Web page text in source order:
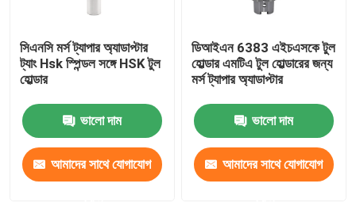
সিএনসি মর্স ট্যাপার অ্যাডাপ্টার
ট্যাং Hsk স্পিন্ডল সঙ্গে HSK টুল
হোল্ডার
ভালো দাম
আমাদের সাথে যোগাযোগ
ডিআইএন 6383 এইচএসকে টুল
হোল্ডার এমটিএ টুল হোল্ডারের জন্য
মর্স ট্যাপার অ্যাডাপ্টার
ভালো দাম
আমাদের সাথে যোগাযোগ